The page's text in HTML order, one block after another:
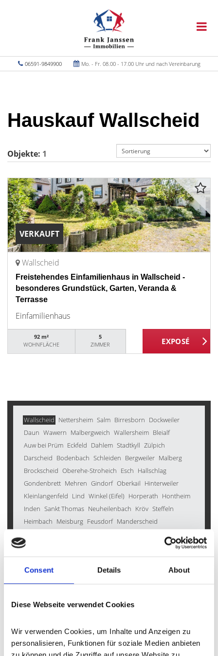
Consent Details About
Diese Webseite verwendet Cookies
Wir verwenden Cookies, um Inhalte und Anzeigen zu
personalisieren, Funktionen für soziale Medien anbieten
06591-9849900 Mo. - Fr. 08.00 - 17.00 Uhr und nach Vereinbarung
Hauskauf Wallscheid
Objekte: 1
VERKAUFT
Wallscheid
Freistehendes Einfamilienhaus in Wallscheid -
besonderes Grundstück, Garten, Veranda &
Terrasse
Einfamilienhaus
92 m²
WOHNFLÄCHE
5
ZIMMER
Wallscheid Nettersheim Salm Birresborn Dockweiler
Daun Wawern Malbergweich Wallersheim Bleialf
Auw bei Prüm Eckfeld Dahlem Stadtkyll Zülpich
Darscheid Bodenbach Schleiden Bergweiler Malberg
Brockscheid Oberehe-Stroheich Esch Hallschlag
Gondenbrett Mehren Gindorf Oberkail Hinterweiler
Kleinlangenfeld Lind Winkel (Eifel) Horperath Hontheim
Inden Sankt Thomas Neuheilenbach Kröv Steffeln
Heimbach Meisburg Feusdorf Manderscheid
Duppach
Schmitt
Kirchweiler Berndorf Wittlich Hellenthal
Dohm-Lammersdorf
Scheid Neroth
Wiesbaum Mechernich Oberbettingen Ellscheid
Balesfeld Boos Mürlenbach Wiesemscheid
Üdersdorf Karl Seiwerath Roth bei Prüm Barweiler
Kradenbach Heckhuscheid Schönecken Morbach